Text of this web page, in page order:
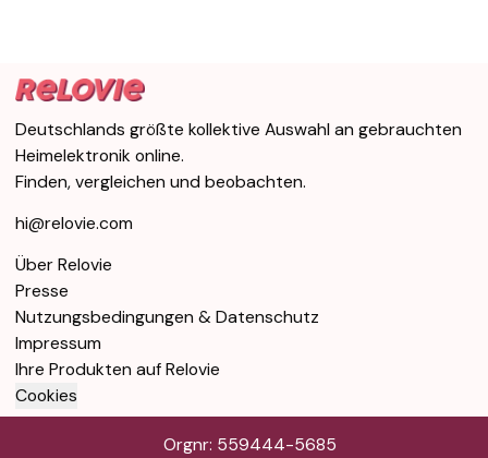
Deutschlands größte kollektive Auswahl an gebrauchten
Heimelektronik online.
Finden, vergleichen und beobachten.
hi@relovie.com
Über Relovie
Presse
Nutzungsbedingungen & Datenschutz
Impressum
Ihre Produkten auf Relovie
Cookies
Orgnr: 559444-5685